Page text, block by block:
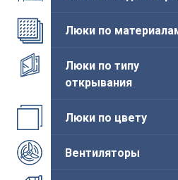
Люки по
Люки по типу
открывания
Люки по цвету
Вентиляторы